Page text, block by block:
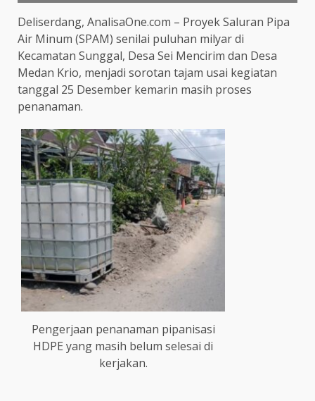
Deliserdang, AnalisaOne.com – Proyek Saluran Pipa
Air Minum (SPAM) senilai puluhan milyar di
Kecamatan Sunggal, Desa Sei Mencirim dan Desa
Medan Krio, menjadi sorotan tajam usai kegiatan
tanggal 25 Desember kemarin masih proses
penanaman.
Pengerjaan penanaman pipanisasi
HDPE yang masih belum selesai di
kerjakan.